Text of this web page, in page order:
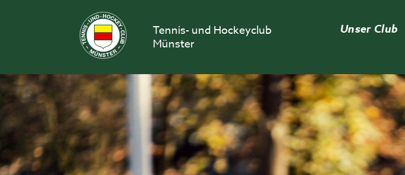
Tennis- und Hockeyclub
Münster
Unser Club